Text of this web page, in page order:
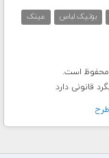
بوتیک لباس
عینک
قانونی دارد